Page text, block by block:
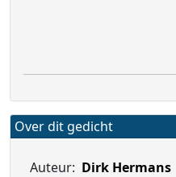
Over dit gedicht
Auteur: Dirk Hermans